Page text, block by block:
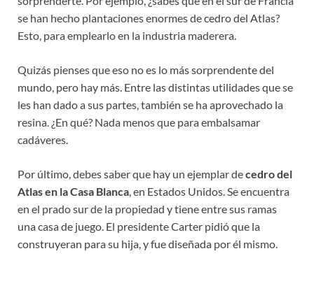
se han hecho plantaciones enormes de cedro del Atlas?
Esto, para emplearlo en la industria maderera.
Quizás pienses que eso no es lo más sorprendente del
mundo, pero hay más. Entre las distintas utilidades que se
les han dado a sus partes, también se ha aprovechado la
resina. ¿En qué? Nada menos que para embalsamar
cadáveres.
Por último, debes saber que hay un ejemplar decedro del
Atlas en la Casa Blanca , en Estados Unidos. Se encuentra
en el prado sur de la propiedad y tiene entre sus ramas
una casa de juego. El presidente Carter pidió que la
construyeran para su hija, y fue diseñada por él mismo.